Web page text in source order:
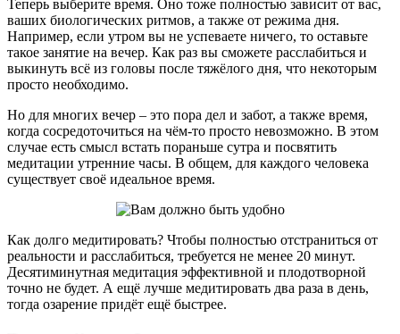
Теперь выберите время. Оно тоже полностью зависит от вас,
ваших биологических ритмов, а также от режима дня.
Например, если утром вы не успеваете ничего, то оставьте
такое занятие на вечер. Как раз вы сможете расслабиться и
выкинуть всё из головы после тяжёлого дня, что некоторым
просто необходимо.
Но для многих вечер – это пора дел и забот, а также время,
когда сосредоточиться на чём-то просто невозможно. В этом
случае есть смысл встать пораньше сутра и посвятить
медитации утренние часы. В общем, для каждого человека
существует своё идеальное время.
Как долго медитировать? Чтобы полностью отстраниться от
реальности и расслабиться, требуется не менее 20 минут.
Десятиминутная медитация эффективной и плодотворной
точно не будет. А ещё лучше медитировать два раза в день,
тогда озарение придёт ещё быстрее.